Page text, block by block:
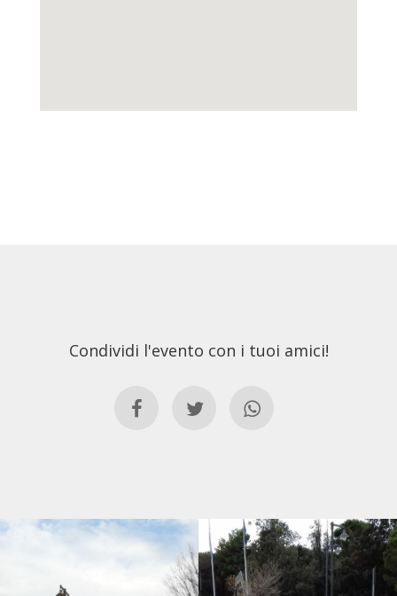
Condividi l'evento con i tuoi amici!